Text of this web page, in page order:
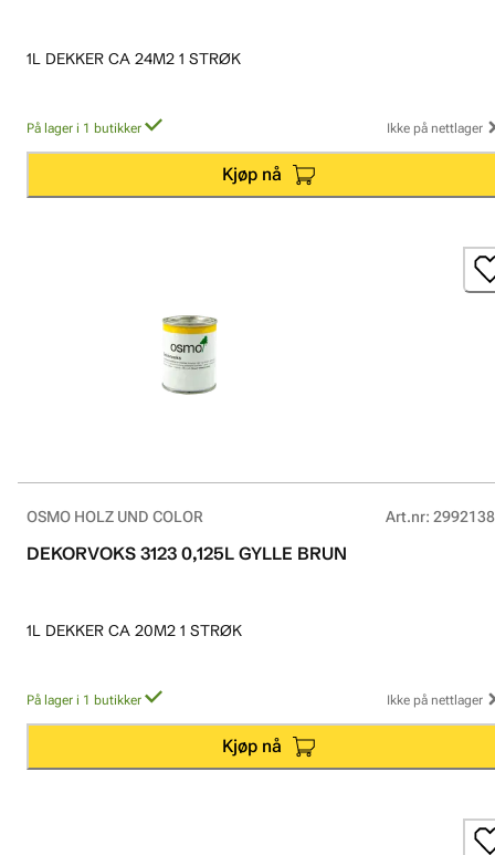
1L DEKKER CA 24M2 1 STRØK
På lager i 1 butikker Ikke på nettlager
Kjøp nå
OSMO HOLZ UND COLOR Art.nr:
DEKORVOKS 3123 0,125L GYLLE BRUN
1L DEKKER CA 20M2 1 STRØK
På lager i 1 butikker Ikke på nettlager
Kjøp nå